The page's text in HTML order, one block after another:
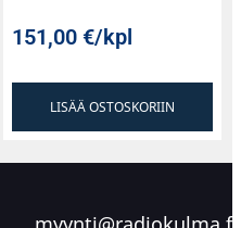
151,00€/kpl
LISÄÄ OSTOSKORIIN